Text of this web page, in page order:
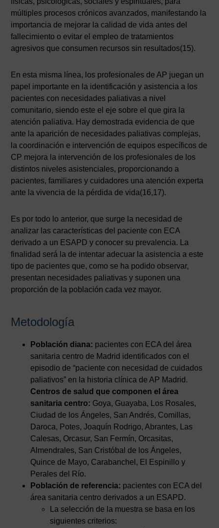
múltiples procesos crónicos avanzados, manifestando la
importancia de mejorar la calidad de vida antes del
fallecimiento o evitar el empleo de tratamientos
agresivos que consumen recursos sin resultados(15).
En esta misma línea, los profesionales de AP juegan un
papel importante en la identificación y asistencia a los
pacientes con necesidades paliativas a nivel
comunitario, siendo este el eje sobre el que gira la
atención paliativa. Hay demostrada evidencia de que
ante la aparición de necesidades paliativas complejas,
la coordinación e intervención de equipos específicos de
CP mejora la intervención de los profesionales de los
distintos niveles asistenciales, proporcionando a
pacientes, familiares y cuidadores una atención experta
ante la vivencia de la pérdida de vida(16,17).
Es por todo lo anterior, que surge la necesidad de
analizar las características del paciente con ECA
derivado a un ESAPD y conocer su prevalencia. La
finalidad será la de intentar adecuar la asistencia a este
tipo de pacientes que, como se ha podido observar,
presentan necesidades paliativas y suponen una
proporción de la población cada vez mayor.
Metodología
Población diana: pacientes con ECA del área
sanitaria centro de Madrid identificados con el
episodio de “paciente con necesidad de cuidados
paliativos” en la historia clínica de AP Madrid.
Centros de salud que componen el área
sanitaria centro: Goya, Guayaba, Los Rosales,
Ciudad de los Ángeles, San Andrés, Comillas,
Daroca, Potes, Joaquín Rodrigo, Abrantes, Las
Calesas, Orcasur, San Fermín, Orcasitas,
Almendrales, San Cristóbal de los Ángeles,
Quince de Mayo, Carabanchel, El Espinillo y
Perales del Río.
Población de referencia: pacientes con ECA del
área sanitaria centro derivados a un ESAPD.
La selección de la muestra se basa en los
siguientes criterios: